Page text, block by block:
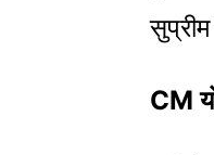
CM